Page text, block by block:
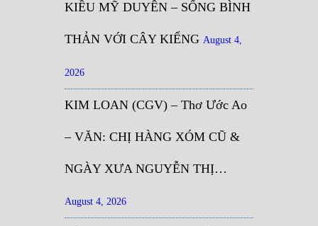
KIỀU MỸ DUYÊN – SỐNG BÌNH
THẢN VỚI CÂY KIỂNG August 4,
2026
KIM LOAN (CGV) – Thơ Ước Ao
– VĂN: CHỊ HÀNG XÓM CŨ &
NGÀY XƯA NGUYỄN THỊ…
August 4, 2026